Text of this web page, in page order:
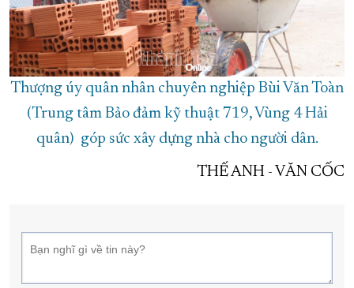
Thượng úy quân nhân chuyên nghiệp Bùi Văn Toàn
(Trung tâm Bảo đảm kỹ thuật 719, Vùng 4 Hải
quân) góp sức xây dựng nhà cho người dân.
THẾ ANH - VĂN CỐC